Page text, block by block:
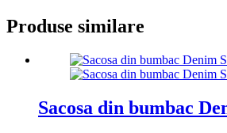
Produse similare
Sacosa din bumbac